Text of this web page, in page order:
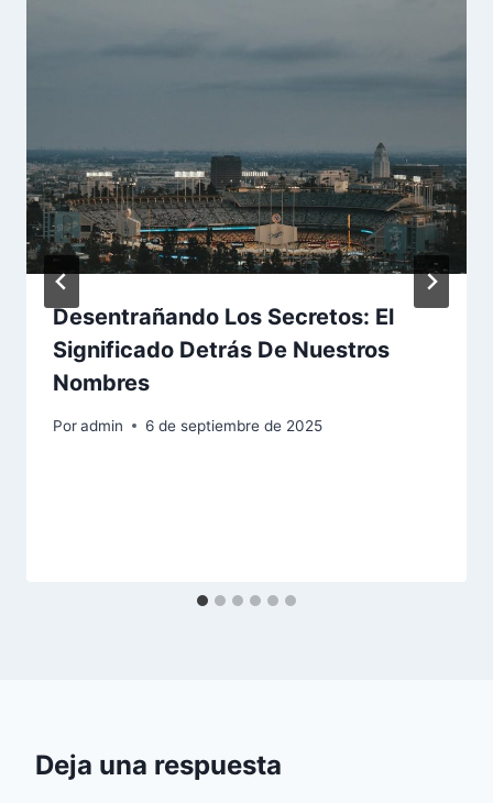
Desentrañando Los Secretos: El
Significado Detrás De Nuestros
Nombres
Poradmin 6 de septiembre de 2025
Deja una respuesta